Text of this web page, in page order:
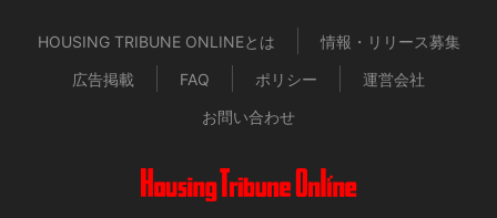
HOUSING TRIBUNE ONLINEとは
情報・リリース募集
広告掲載
FAQ ポリシー
運営会社
お問い合わせ